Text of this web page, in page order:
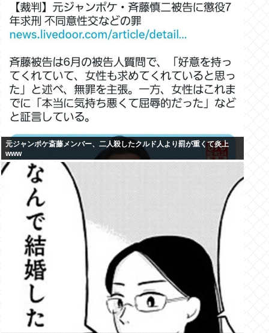
元ジャンポケ斎藤メンバー、二人殺したクルド人より罰が重くて炎上
www